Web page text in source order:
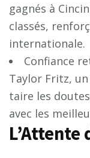
gagnés à
classés,
internationale.
Confiance
Taylor Fritz,
taire les
avec les
L’Attente